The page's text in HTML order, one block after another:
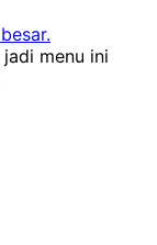
menu ini